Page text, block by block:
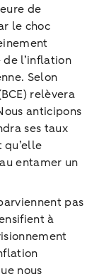
de
le choc
l’inflation
Selon
relèvera
anticipons
ses taux
entamer un
pas
à
nous